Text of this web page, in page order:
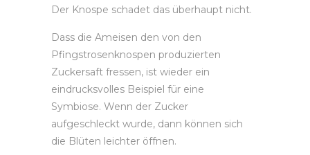
Der Knospe schadet das überhaupt nicht.
Dass die Ameisen den von den
Pfingstrosenknospen produzierten
Zuckersaft fressen, ist wieder ein
eindrucksvolles Beispiel für eine
Symbiose. Wenn der Zucker
aufgeschleckt wurde, dann können sich
die Blüten leichter öffnen.